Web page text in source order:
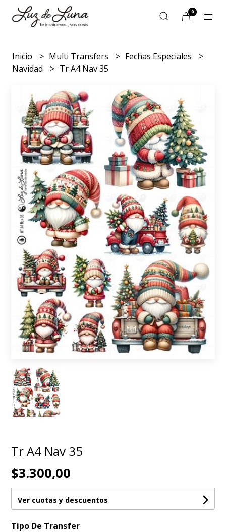
0
Inicio Multi Transfers
Fechas Especiales
Navidad
Tr A4 Nav 35
Tr A4 Nav 35
$3.300,00
Ver cuotas y descuentos
Tipo De Transfer